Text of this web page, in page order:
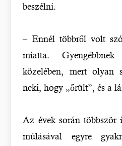
beszélni.
– Ennél többről volt
miatta.
közelében, mert olyan
neki, hogy „őrült”, és a
Az évek során többször
múlásával egyre